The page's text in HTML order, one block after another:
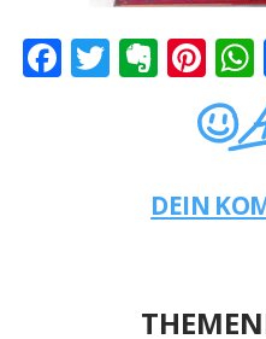
Facebook
Twitter
DEIN